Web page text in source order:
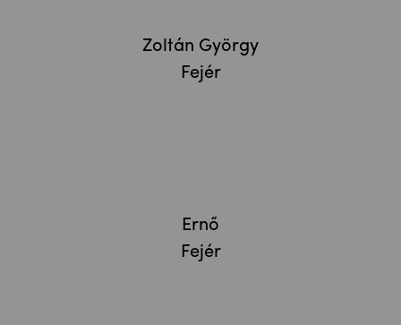
Zoltán György
Fejér
Ernő
Fejér